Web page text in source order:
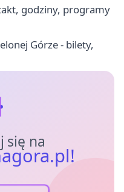
godziny, programy
Górze - bilety,
się na